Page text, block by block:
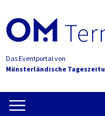
Das Eventportal von
Münsterländische